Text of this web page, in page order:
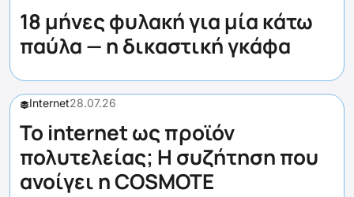
18 μήνες φυλακή για μία κάτω
παύλα — η δικαστική γκάφα
Internet28.07.26
Το internet ως προϊόν
πολυτελείας; Η συζήτηση που
ανοίγει η COSMOTE